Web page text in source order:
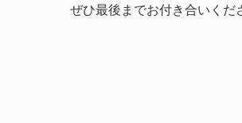
ぜひ最後までお付き合いくだ